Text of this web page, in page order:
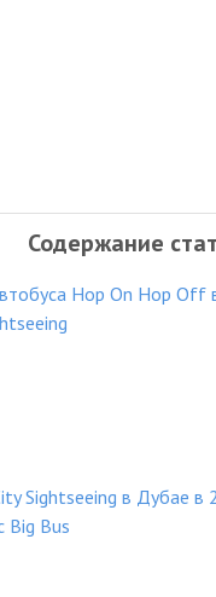
Содержание
Hop On Hop Off
Sightseeing в Дубае в
Big Bus